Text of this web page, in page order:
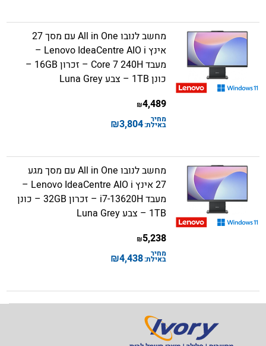
מחשב לנובו All in One עם מסך 27
אינץ Lenovo IdeaCentre AIO i –
מעבד Core 7 240H – זכרון 16GB –
כונן 1TB – צבע Luna Grey
4,489
₪
מחיר
באילת:3,804
₪
מחשב לנובו All in One עם מסך מגע
27 אינץ Lenovo IdeaCentre AIO i –
מעבד i7-13620H – זכרון 32GB – כונן
1TB – צבע Luna Grey
5,238
₪
מחיר
באילת:4,438
₪